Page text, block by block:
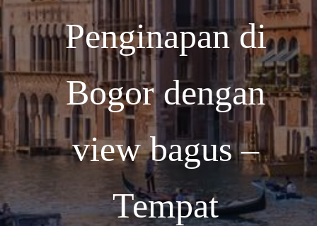
Penginapan di
Bogor dengan
view bagus –
Tempat